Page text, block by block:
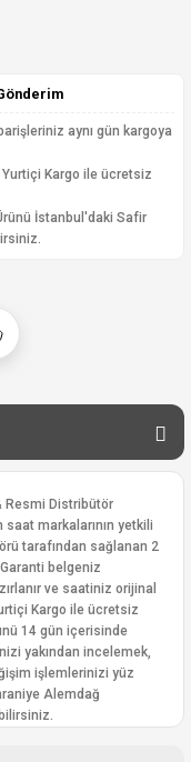
aynı gün kargoya
Kargo ile ücretsiz
Ürünü İstanbul'daki Safir
Resmi Distribütör
markalarının yetkili
tarafından sağlanan 2
belgeniz
ve saatiniz orijinal
Kargo ile ücretsiz
14 gün içerisinde
yakından incelemek,
işlemlerinizi yüz
Alemdağ